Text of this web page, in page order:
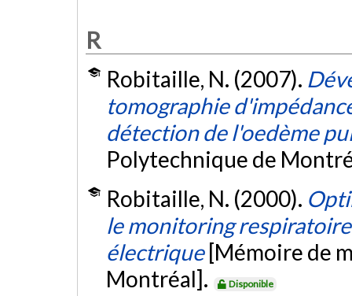
R
Robitaille, N. (2007).
tomographie
détection de l'oedème
Polytechnique de
Robitaille, N. (2000).
le monitoring
électrique [Mémoire de
Montréal].
Disponible